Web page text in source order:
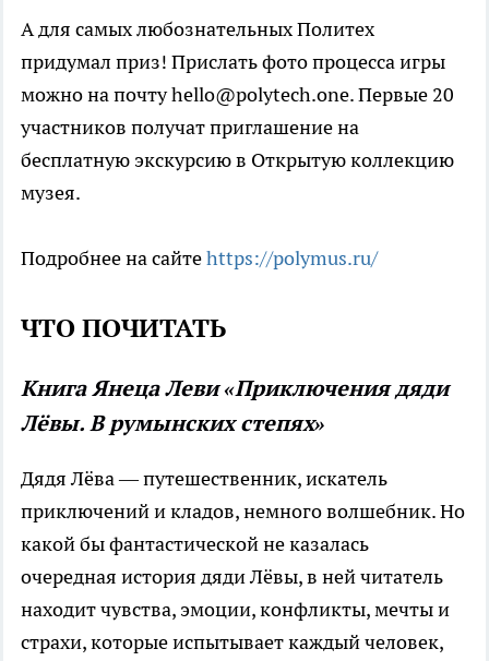
А для самых любознательных Политех
придумал приз! Прислать фото процесса игры
можно на почту hello@polytech.one. Первые 20
участников получат приглашение на
бесплатную экскурсию в Открытую коллекцию
музея.
Подробнее на сайтеhttps://polymus.ru/
ЧТО ПОЧИТАТЬ
Книга Янеца Леви «Приключения дяди
Лёвы. В румынских степях»
Дядя Лёва — путешественник, искатель
приключений и кладов, немного волшебник. Но
какой бы фантастической не казалась
очередная история дяди Лёвы, в ней читатель
находит чувства, эмоции, конфликты, мечты и
страхи, которые испытывает каждый человек,